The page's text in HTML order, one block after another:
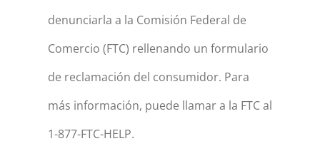
denunciarla a la Comisión Federal de
Comercio (FTC) rellenando un formulario
de reclamación del consumidor. Para
más información, puede llamar a la FTC al
1-877-FTC-HELP.